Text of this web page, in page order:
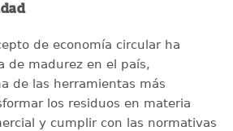
de economía circular ha
de madurez en el país,
de las herramientas más
los residuos en materia
y cumplir con las normativas